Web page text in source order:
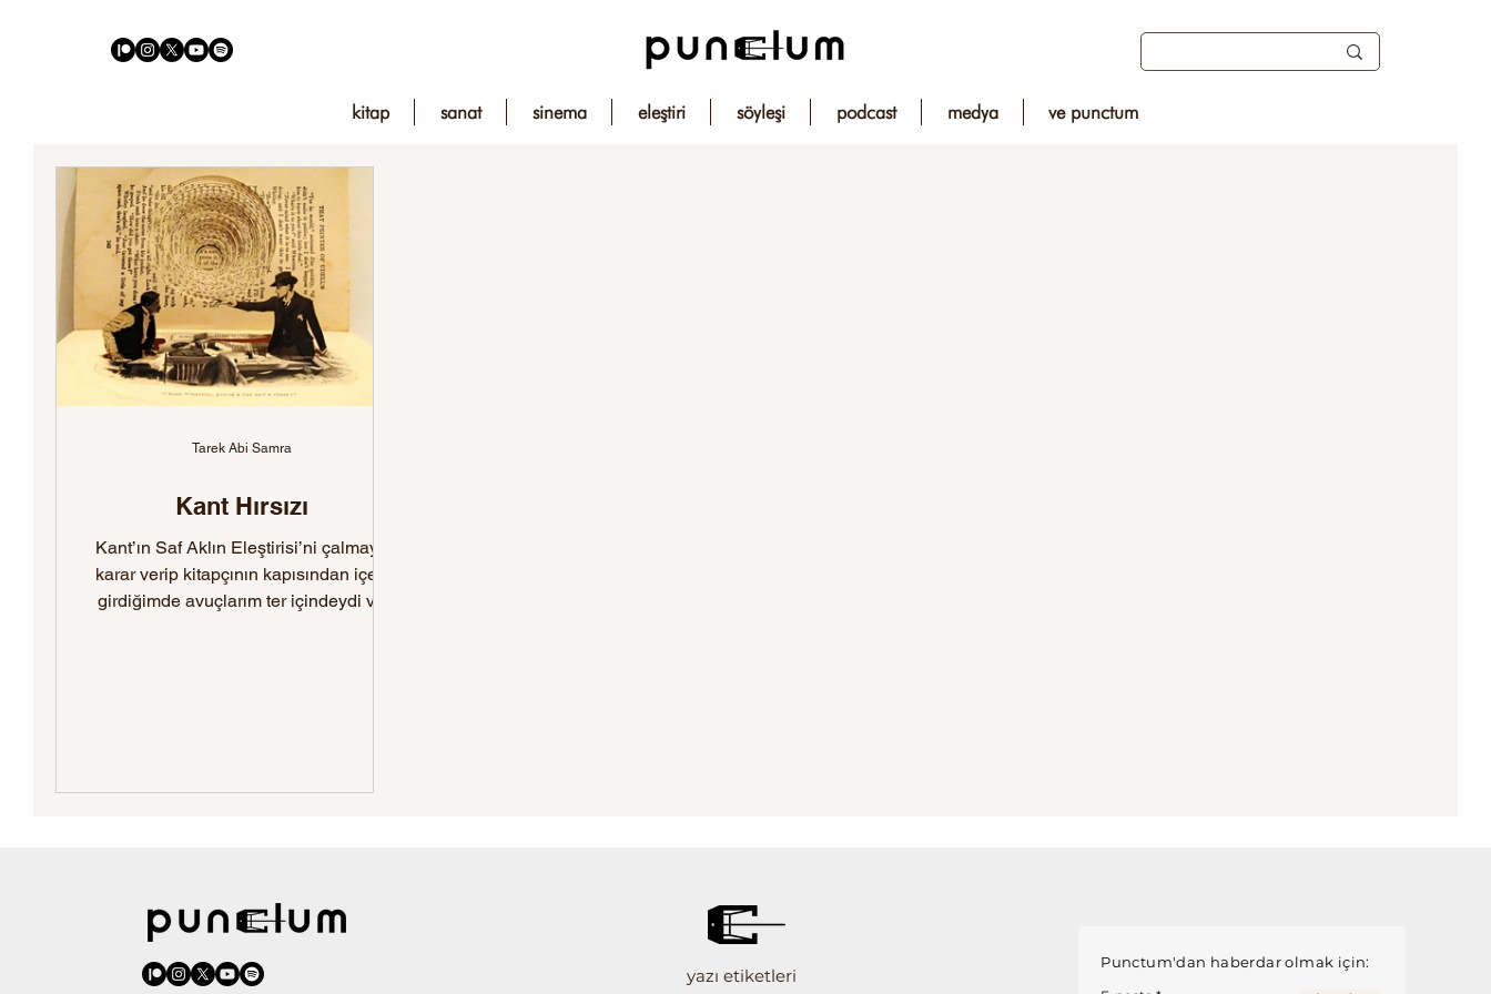
kitap sanat sinema eleştiri söyleşi podcast medya ve punctum
Kant Hırsızı
Kant’ın Saf Aklın Eleştirisi’ni çalmaya
karar verip kitapçının kapısından içeri
girdiğimde avuçlarım ter içindeydi ve
Tarek Abi Samra
yazı etiketleri
Punctum'dan haberdar olmak için: